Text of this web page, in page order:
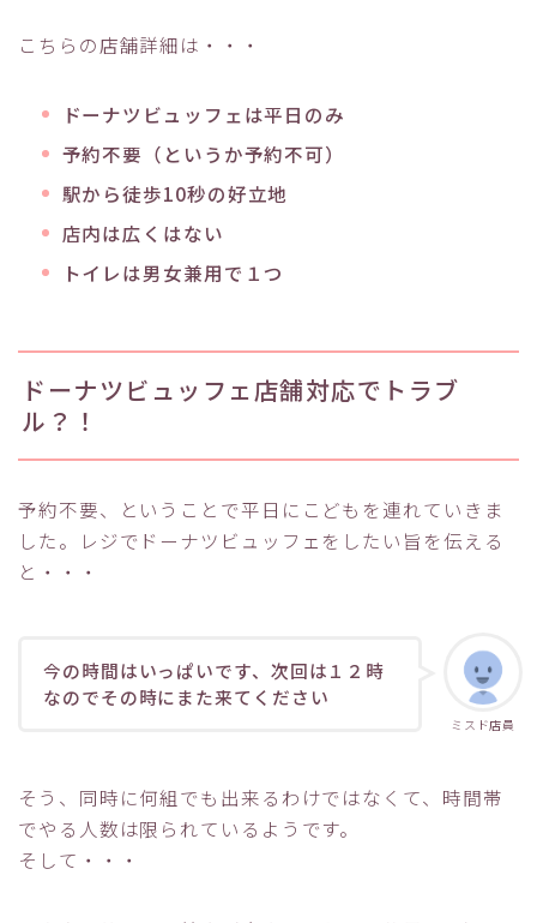
こちらの店舗詳細は・・・
ドーナツビュッフェは平日のみ
予約不要（というか予約不可）
駅から徒歩10秒の好立地
店内は広くはない
トイレは男女兼用で１つ
ドーナツビュッフェ店舗対応でトラブ
ル？！
予約不要、ということで平日にこどもを連れていきま
した。レジでドーナツビュッフェをしたい旨を伝える
と・・・
ミスド店員
今の時間はいっぱいです、次回は１２時
なのでその時にまた来てください
そう、同時に何組でも出来るわけではなくて、時間帯
でやる人数は限られているようです。
そして・・・